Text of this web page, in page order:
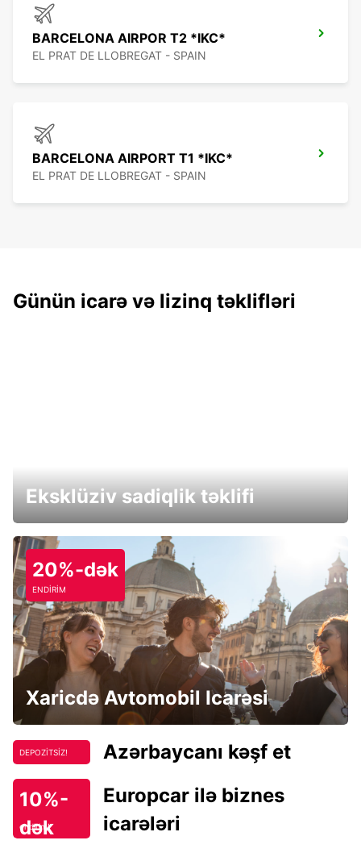
BARCELONA AIRPOR T2 *IKC*
EL PRAT DE LLOBREGAT - SPAIN
BARCELONA AIRPORT T1 *IKC*
EL PRAT DE LLOBREGAT - SPAIN
Günün icarə və lizinq təklifləri
Eksklüziv sadiqlik təklifi
20%-dək
ENDİRİM
Xaricdə Avtomobil Icarəsi
DEPOZİTSİZ! Azərbaycanı kəşf et
10%-
dək
endirim!
Europcar ilə biznes
icarələri